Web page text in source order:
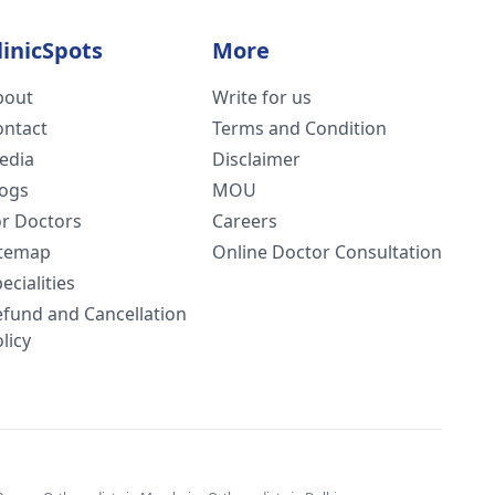
Doctors
and Cancellation
More
Write for us
Terms and Condition
Disclaimer
MOU
Careers
Online Doctor Consultation